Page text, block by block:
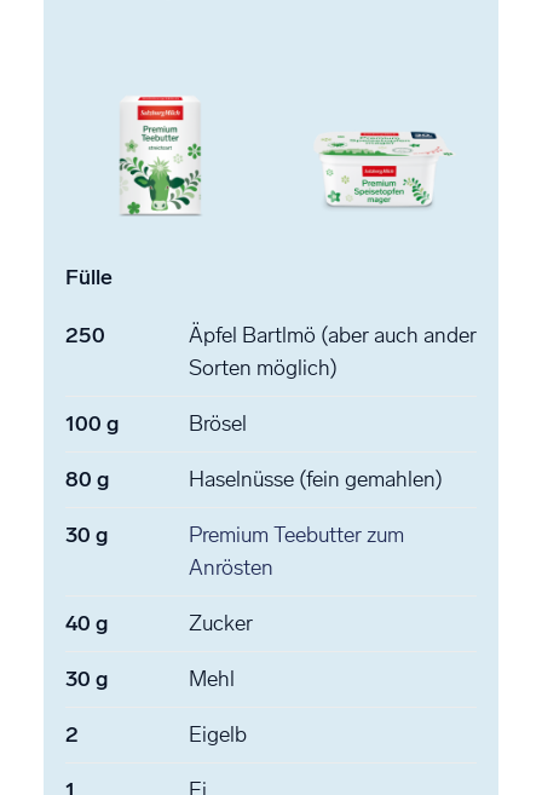
Fülle
250 Äpfel Bartlmö (aber auch ander
Sorten möglich)
100 g Brösel
80 g Haselnüsse (fein gemahlen)
30 g Premium Teebutterzum
Anrösten
40 g Zucker
30 g Mehl
2 Eigelb